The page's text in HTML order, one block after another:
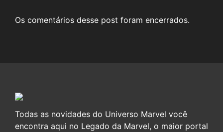
Os comentários desse post foram encerrados.
Todas as novidades do Universo Marvel você
encontra aqui no Legado da Marvel, o maior portal